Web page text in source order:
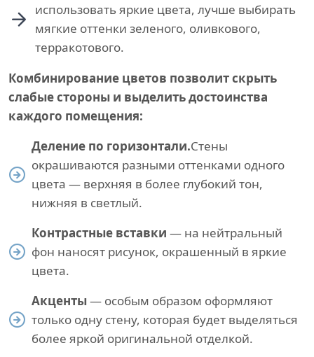
использовать яркие цвета, лучше выбирать
мягкие оттенки зеленого, оливкового,
терракотового.
Комбинирование цветов позволит скрыть
слабые стороны и выделить достоинства
каждого помещения:
Деление по горизонтали.Стены
окрашиваются разными оттенками одного
цвета — верхняя в более глубокий тон,
нижняя в светлый.
Контрастные вставки — на нейтральный
фон наносят рисунок, окрашенный в яркие
цвета.
Акценты — особым образом оформляют
только одну стену, которая будет выделяться
более яркой оригинальной отделкой.